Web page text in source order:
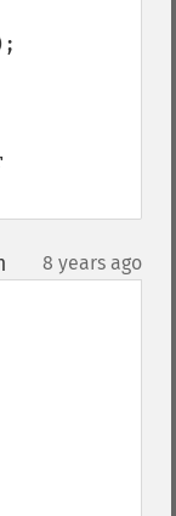
8 years ago